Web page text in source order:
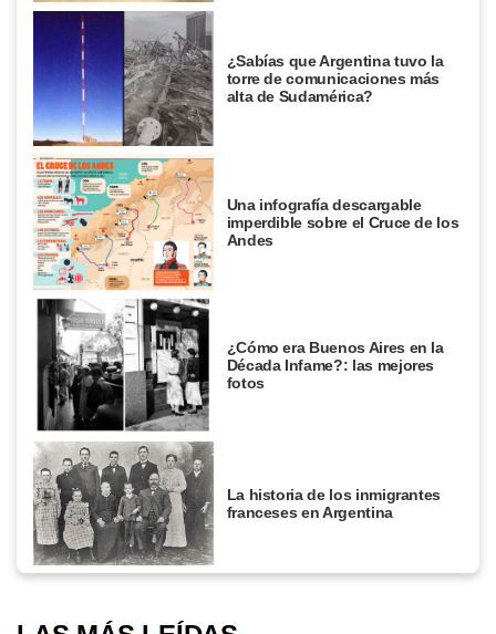
¿Sabías que Argentina tuvo la
torre de comunicaciones más
alta de Sudamérica?
Una infografía descargable
imperdible sobre el Cruce de los
Andes
¿Cómo era Buenos Aires en la
Década Infame?: las mejores
fotos
La historia de los inmigrantes
franceses en Argentina